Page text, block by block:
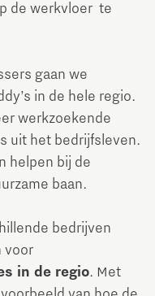
de werkvloer te
gaan we
in de hele regio.
werkzoekende
uit het bedrijfsleven.
helpen bij de
baan.
bedrijven
voor
in de regio. Met